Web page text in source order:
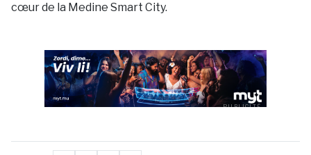
cœur de la Medine Smart City.
PUBLICITÉ